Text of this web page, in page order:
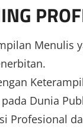
Menulis
Dunia
Profesional